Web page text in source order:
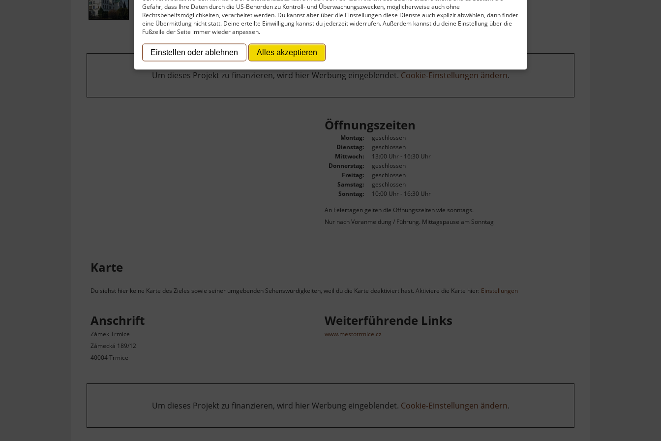
Gefahr, dass Ihre Daten durch die US-Behörden zu Kontroll- und Überwachungszwecken, möglicherweise auch ohne
Rechtsbehelfsmöglichkeiten, verarbeitet werden. Du kannst aber über die Einstellungen diese Dienste auch explizit abwählen, dann findet
eine Übermittlung nicht statt. Deine erteilte Einwilligung kannst du jederzeit widerrufen. Außerdem kannst du deine Einstellung über die
Fußzeile der Seite immer wieder anpassen.
Einstellen oder ablehnen Alles akzeptieren
Um dieses Projekt zu finanzieren, wird hier Werbung eingeblendet. Cookie-Einstellungen ändern.
Öffnungszeiten
Montag:
geschlossen
Dienstag:
geschlossen
Mittwoch:
13:00 Uhr - 16:30 Uhr
Donnerstag:
geschlossen
Freitag:
geschlossen
Samstag:
geschlossen
Sonntag:
10:00 Uhr - 16:30 Uhr
An Feiertagen gelten die Öffnungszeiten wie sonntags.
Nur nach Voranmeldung / Führung. Mittagspause am Sonntag
Karte
Du siehst hier keine Karte des Zieles sowie seiner umgebenden Sehenswürdigkeiten, weil du die Karte deaktiviert hast. Aktiviere die Karte hier: Einstellungen
Anschrift
Zámek Trmice
Zámecká 189/12
40004 Trmice
Weiterführende Links
www.mestotrmice.cz
Um dieses Projekt zu finanzieren, wird hier Werbung eingeblendet. Cookie-Einstellungen ändern.